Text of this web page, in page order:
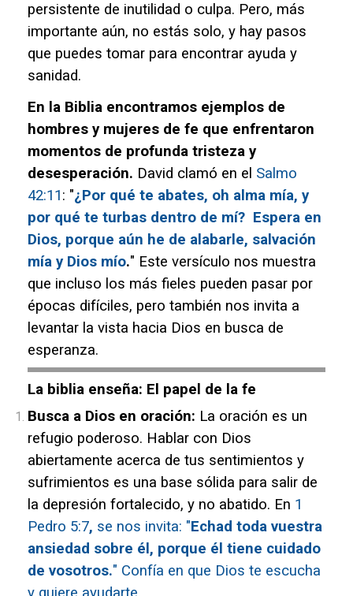
persistente de inutilidad o culpa. Pero, más
importante aún, no estás solo, y hay pasos
que puedes tomar para encontrar ayuda y
sanidad.
En la Biblia encontramos ejemplos de
hombres y mujeres de fe que enfrentaron
momentos de profunda tristeza y
desesperación. David clamó en el Salmo
42:11: "¿Por qué te abates, oh alma mía, y
por qué te turbas dentro de mí? Espera en
Dios, porque aún he de alabarle, salvación
mía y Dios mío." Este versículo nos muestra
que incluso los más fieles pueden pasar por
épocas difíciles, pero también nos invita a
levantar la vista hacia Dios en busca de
esperanza.
La biblia enseña: El papel de la fe
Busca a Dios en oración: La oración es un
refugio poderoso. Hablar con Dios
abiertamente acerca de tus sentimientos y
sufrimientos es una base sólida para salir de
la depresión fortalecido, y no abatido. En 1
Pedro 5:7, se nos invita: "Echad toda vuestra
ansiedad sobre él, porque él tiene cuidado
de vosotros." Confía en que Dios te escucha